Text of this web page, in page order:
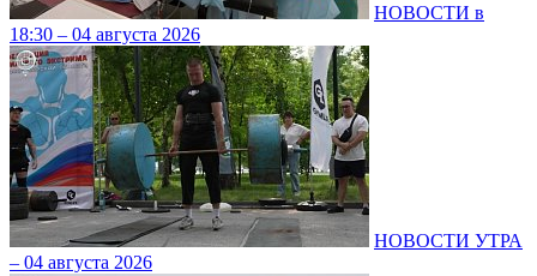
НОВОСТИ в
18:30 – 04 августа 2026
НОВОСТИ УТРА
– 04 августа 2026